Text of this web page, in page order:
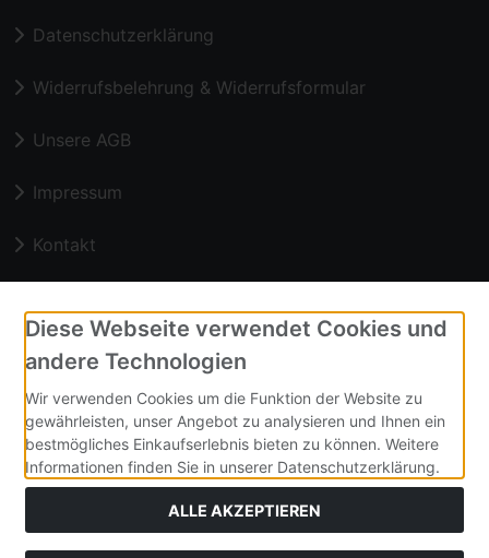
Datenschutzerklärung
Widerrufsbelehrung & Widerrufsformular
Unsere AGB
Impressum
Kontakt
Zahlungsmethoden
Vorkasse
Unsere homepage
Diese Webseite verwendet Cookies und
andere Technologien
Wir verwenden Cookies um die Funktion der Website zu
gewährleisten, unser Angebot zu analysieren und Ihnen ein
bestmögliches Einkaufserlebnis bieten zu können. Weitere
Informationen finden Sie in unserer Datenschutzerklärung.
ALLE AKZEPTIEREN